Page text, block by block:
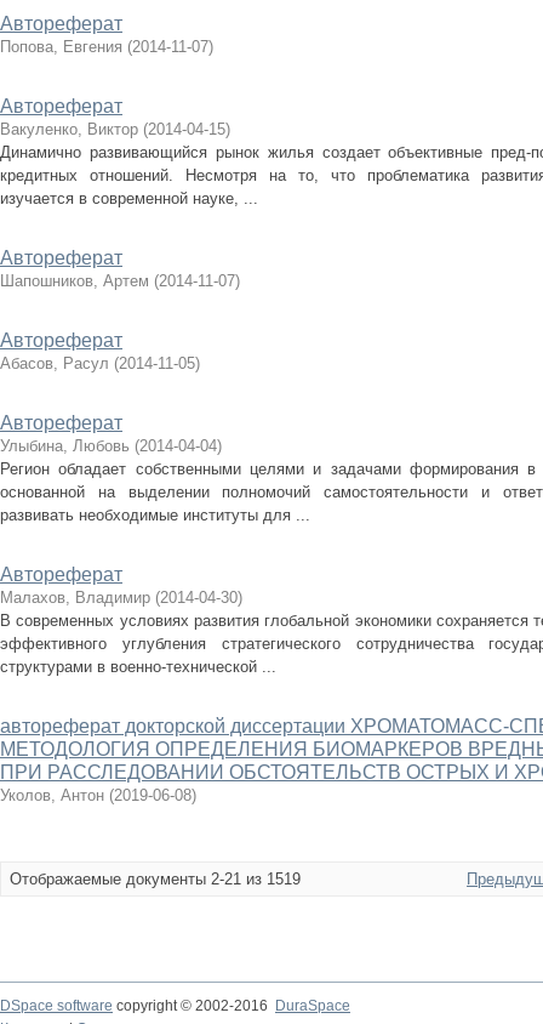
Автореферат
Попова, Евгения (2014-11-07)
Автореферат
Вакуленко, Виктор (2014-04-15)
Динамично развивающийся рынок жилья создает объективные
кредитных отношений. Несмотря на то, что проблематика
изучается в современной науке, ...
Автореферат
Шапошников, Артем (2014-11-07)
Автореферат
Абасов, Расул (2014-11-05)
Автореферат
Улыбина, Любовь (2014-04-04)
Регион обладает собственными целями и задачами формирования в
основанной на выделении полномочий самостоятельности и
развивать необходимые институты для ...
Автореферат
Малахов, Владимир (2014-04-30)
В современных условиях развития глобальной экономики сохраняется
эффективного углубления стратегического сотрудничества
структурами в военно-технической ...
автореферат докторской диссертации
МЕТОДОЛОГИЯ ОПРЕДЕЛЕНИЯ БИОМАРКЕРОВ
ПРИ РАССЛЕДОВАНИИ ОБСТОЯТЕЛЬСТВ ОСТРЫХ И
Уколов, Антон (2019-06-08)
Отображаемые документы 2-21 из 1519
DSpace software copyright © 2002-2016
DuraSpace